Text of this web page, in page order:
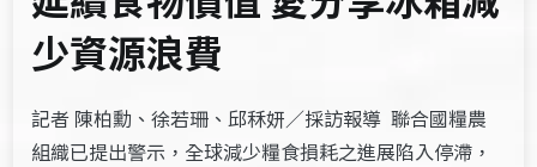
少資源浪費
記者 陳柏勳、徐若珊、邱秝妍／採訪報導 聯合國糧農
組織已提出警示，全球減少糧食損耗之進展陷入停滯，